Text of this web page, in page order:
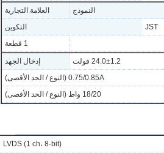
العلامة التجارية النموذج
التكوين
JST
1 قطعة
إدخال الجهد 24.0±1.2 فولت
0.75/0.85A (النوع / الحد الأقصى)
18/20 واط (النوع / الحد الأقصى)
LVDS (1 ch، 8-bit)